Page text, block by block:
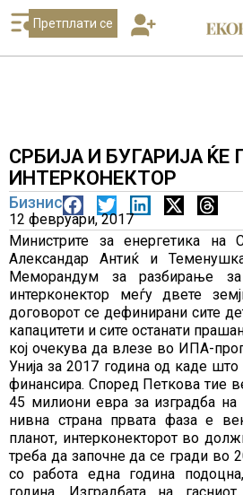
Претплати се
СРБИЈА И БУГАРИЈА ЌЕ
ИНТЕРКОНЕКТОР
Бизнис
12 февруари, 2017
Министрите за енергетика на
Александар Антиќ и
Меморандум за разбирање
интерконектор меѓу двете
договорот се дефинирани сите
капацитети и сите останати
кој очекува да влезе во ИПА-
Унија за 2017 година од каде што
финансира. Според Петкова тие
45 милиони евра за изградба на
нивна страна првата фаза е
планот, интерконекторот во
треба да започне да се гради во
со работа една година